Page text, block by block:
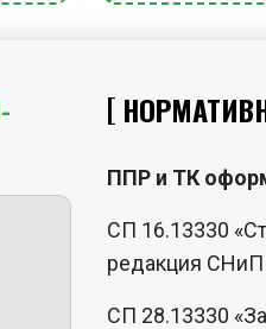
ППР и ТК
СП 16.13330
редакция
СП 28.13330